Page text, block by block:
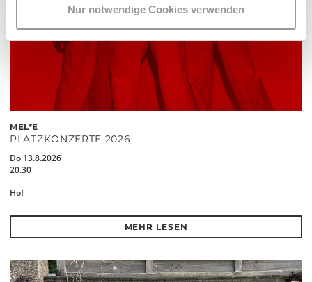
Nur notwendige Cookies verwenden
MEL*E
PLATZKONZERTE 2026
Do 13.8.2026
20.30
Hof
MEHR LESEN